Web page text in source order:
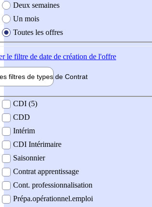
Deux semaines
Un mois
Toutes les offres
le filtre de date de création de l'offre
filtres de types de Contrat
contrat
CDI (5)
CDD
Intérim
CDI Intérimaire
Saisonnier
Contrat apprentissage
Cont. professionnalisation
Prépa.opérationnel.emploi